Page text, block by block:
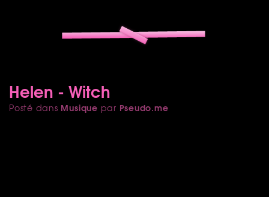
Helen - Witch
Posté dans Musique par Pseudo.me